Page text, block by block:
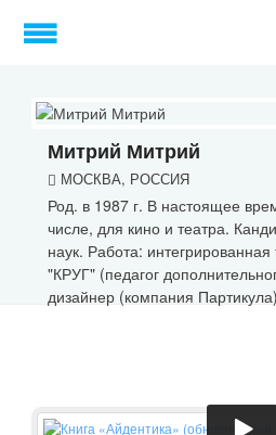
Митрий Митрий
МОСКВА, РОССИЯ
Род. в 1987 г. В настоящее
числе, для кино и театра.
наук. Работа: интегрированная
"КРУГ" (педагог
дизайнер (компания